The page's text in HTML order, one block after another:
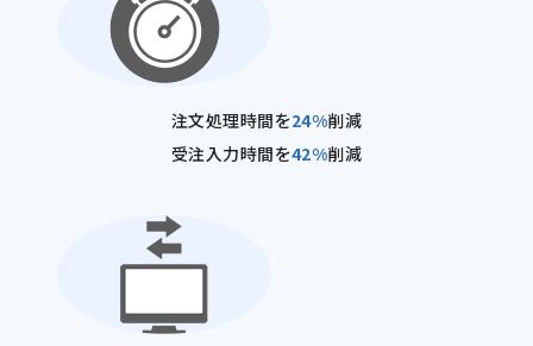
注文処理時間を24%削減
受注入力時間を42%削減